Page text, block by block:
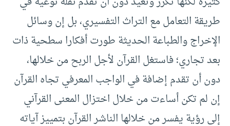
طريقة التعامل مع التراث التفسيري، بل إن وسائل
الإخراج والطباعة الحديثة طورت أفكارا سطحية ذات
بعد تجاري؛ فاستغل القرآن لأجل الربح من خلالها،
دون أن تقدم إضافة في الواجب المعرفي تجاه القرآن
إن لم تكن أساءت من خلال اختزال المعنى القرآني
إلى رؤية يفسر من خلالها الناشر القرآن بتمييز آياته